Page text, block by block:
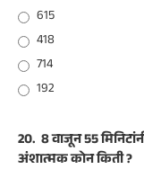
615
418
714
192
20. 8 वाजून 55
अंशात्मक कोन किती ?